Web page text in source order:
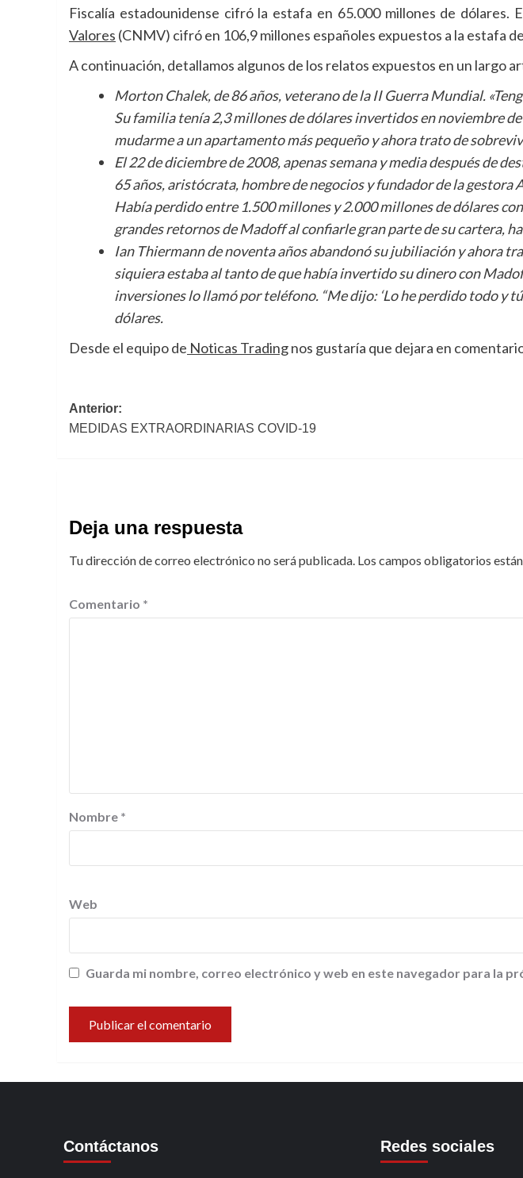
Fiscalía estadounidense cifró la estafa en 65.000 millones de dólares.
Valores (CNMV) cifró en 106,9 millones españoles expuestos a la estafa
A continuación, detallamos algunos de los relatos expuestos en un largo
Morton Chalek, de 86 años, veterano de la II Guerra Mundial.
Su familia tenía 2,3 millones de dólares invertidos en noviembre
mudarme a un apartamento más pequeño y ahora trato de
El 22 de diciembre de 2008, apenas semana y media después de
65 años, aristócrata, hombre de negocios y fundador de la
Había perdido entre 1.500 millones y 2.000 millones de dólares
grandes retornos de Madoff al confiarle gran parte de su cartera,
Ian Thiermann de noventa años abandonó su jubiliación y ahora
siquiera estaba al tanto de que había invertido su dinero con
inversiones lo llamó por teléfono. “Me dijo: ‘Lo he perdido todo y
dólares.
Desde el equipo de Noticas Tradingnos gustaría que dejara en
Navegación
de
Anterior:
MEDIDAS EXTRAORDINARIAS COVID-19
Deja una respuesta
Tu dirección de correo electrónico no será publicada. Los campos obligatorios
Comentario *
Nombre *
Web
Guarda mi nombre, correo electrónico y web en este navegador para la
Contáctanos Redes sociales